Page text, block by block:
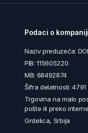
Podaci o kompaniji
Naziv preduzeća:
PIB: 115605220
MB: 68492874
Šifra delatnosti: 4791
Trgovina na malo
pošte ili preko
Grdelica, Srbija